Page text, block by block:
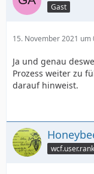
Gast
15. November 2021 um
Ja und genau
Prozess weiter zu
darauf hinweist.